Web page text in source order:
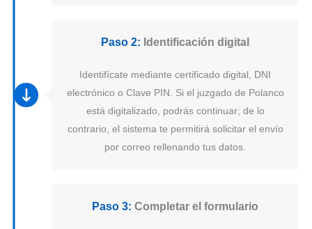
Paso 2: Identificación digital
Identifícate mediante certificado digital, DNI
electrónico o Clave PIN. Si el juzgado de Polanco
está digitalizado, podrás continuar; de lo
contrario, el sistema te permitirá solicitar el envío
por correo rellenando tus datos.
Paso 3: Completar el formulario